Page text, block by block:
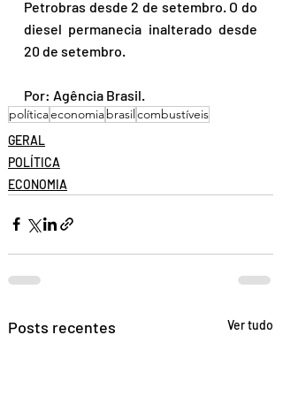
Petrobras desde 2 de setembro. O do
diesel permanecia inalterado desde
20 de setembro.
Por: Agência Brasil.
políticaeconomiabrasilcombustíveis
GERAL
POLÍTICA
ECONOMIA
Posts recentes Ver tudo